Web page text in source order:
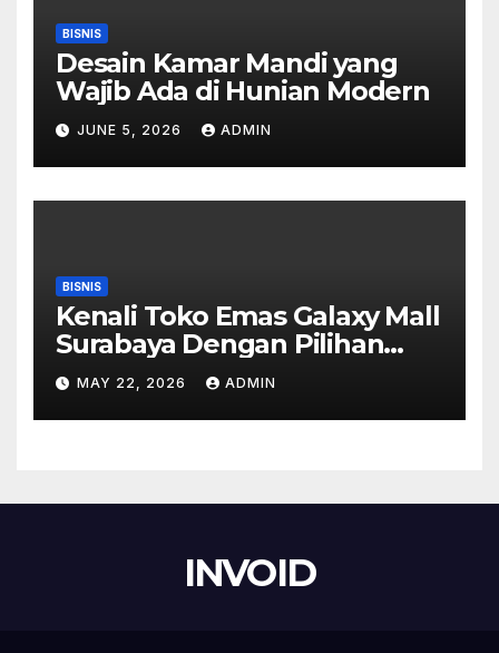
BISNIS
Desain Kamar Mandi yang
Wajib Ada di Hunian Modern
JUNE 5, 2026 ADMIN
BISNIS
Kenali Toko Emas Galaxy Mall
Surabaya Dengan Pilihan
Perhiasan Timeless
MAY 22, 2026 ADMIN
INVOID